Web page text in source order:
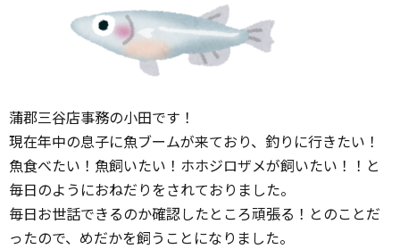
蒲郡三谷店事務の小田です！
現在年中の息子に魚ブームが来ており、釣りに行きたい！
魚食べたい！魚飼いたい！ホホジロザメが飼いたい！！と
毎日のようにおねだりをされておりました。
毎日お世話できるのか確認したところ頑張る！とのことだ
ったので、めだかを飼うことになりました。